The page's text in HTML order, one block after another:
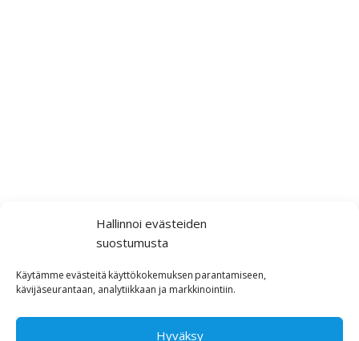
Hallinnoi evästeiden
suostumusta
Käytämme evästeitä käyttökokemuksen parantamiseen,
kävijäseurantaan, analytiikkaan ja markkinointiin.
Hyväksy